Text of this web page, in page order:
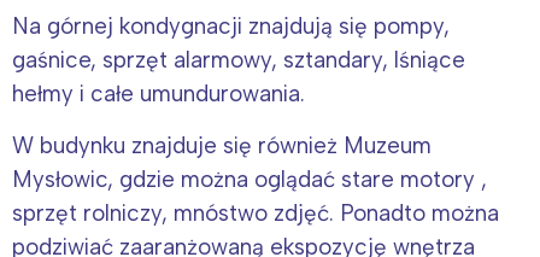
Na górnej kondygnacji znajdują się pompy,
gaśnice, sprzęt alarmowy, sztandary, lśniące
hełmy i całe umundurowania.
W budynku znajduje się również Muzeum
Mysłowic, gdzie można oglądać stare motory ,
sprzęt rolniczy, mnóstwo zdjęć. Ponadto można
podziwiać zaaranżowaną ekspozycję wnętrza